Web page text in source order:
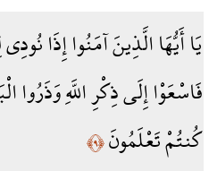
يَا أَيُّهَا الَّذِينَ آمَنُوا إِذَا
فَاسْعَوْا إِلَى ذِكْرِ اللَّهِ
كُنتُمْ تَعْلَمُونَ﴿٩﴾